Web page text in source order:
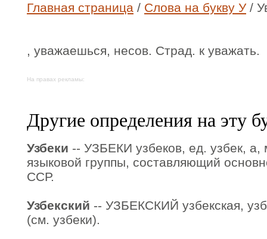
Главная страница / Слова на букву У/
, уважаешься, несов. Страд. к уважать.
На правах рекламы:
Другие определения на эту
Узбеки -- УЗБЕКИ узбеков, ед. узбек, а,
языковой группы, составляющий
ССР.
Узбекский -- УЗБЕКСКИЙ узбекская,
(см. узбеки).